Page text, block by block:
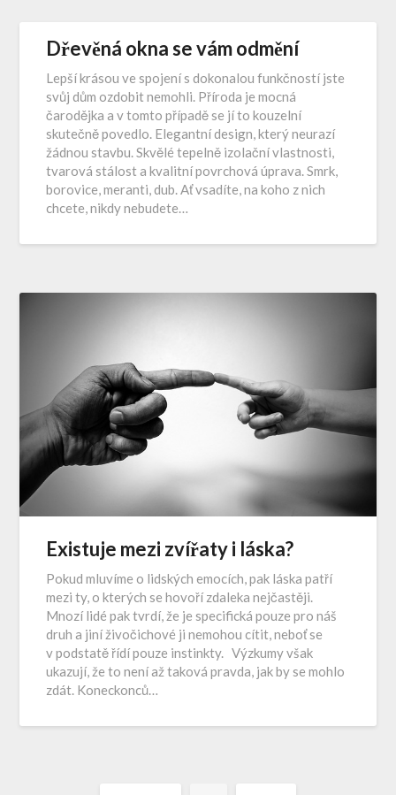
Dřevěná okna se vám odmění
Lepší krásou ve spojení s dokonalou funkčností jste
svůj dům ozdobit nemohli. Příroda je mocná
čarodějka a v tomto případě se jí to kouzelní
skutečně povedlo. Elegantní design, který neurazí
žádnou stavbu. Skvělé tepelně izolační vlastnosti,
tvarová stálost a kvalitní povrchová úprava. Smrk,
borovice, meranti, dub. Ať vsadíte, na koho z nich
chcete, nikdy nebudete…
Existuje mezi zvířaty i láska?
Pokud mluvíme o lidských emocích, pak láska patří
mezi ty, o kterých se hovoří zdaleka nejčastěji.
Mnozí lidé pak tvrdí, že je specifická pouze pro náš
druh a jiní živočichové ji nemohou cítit, neboť se
v podstatě řídí pouze instinkty. Výzkumy však
ukazují, že to není až taková pravda, jak by se mohlo
zdát. Koneckonců…